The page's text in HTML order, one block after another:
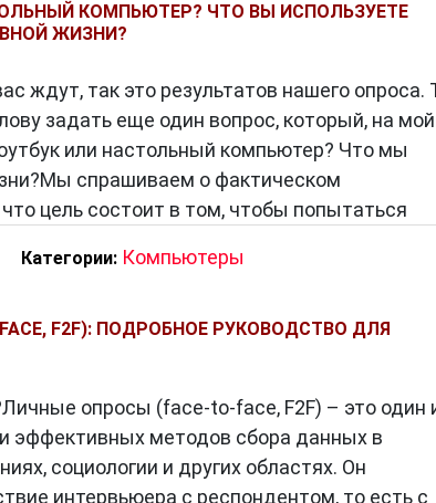
КОМПЬЮТЕР? ЧТО ВЫ ИСПОЛЬЗУЕТЕ
ЖИЗНИ?
ждут, так это результатов нашего опроса.
задать еще один вопрос, который, на мой
или настольный компьютер? Что мы
спрашиваем о фактическом
цель состоит в том, чтобы попытаться
Категории: Компьютеры
F2F): ПОДРОБНОЕ РУКОВОДСТВО ДЛЯ
опросы (face-to-face, F2F) – это один
эффективных методов сбора данных в
социологии и других областях. Он
интервьюера с респондентом, то есть с